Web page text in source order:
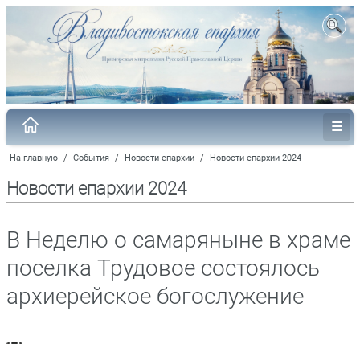
На главную / События / Новости епархии / Новости епархии 2024
Новости епархии 2024
В Неделю о самаряныне в храме
поселка Трудовое состоялось
архиерейское богослужение